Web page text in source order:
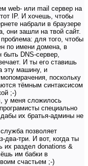
web- или mail сервер на
IP. И хочешь, чтобы
набрали в браузере
они зашли на твой сайт.
для того, чтобы
по имени домена, в
быть DNS-сервер,
И ты его ставишь
эту машину, и
поскольку
тёмным синтаксисом
;-)
у меня сложилось
специально
дабы их братья-админы не
позволяет
два-три. И вот, когда ты
их раздел donations &
им бабки в
счастьем ;-)